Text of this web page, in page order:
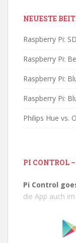
NEUESTE
Raspberry Pi:
Raspberry Pi:
Raspberry Pi:
Raspberry Pi:
Philips Hue vs.
PI CONTROL
Pi Control
die App auch